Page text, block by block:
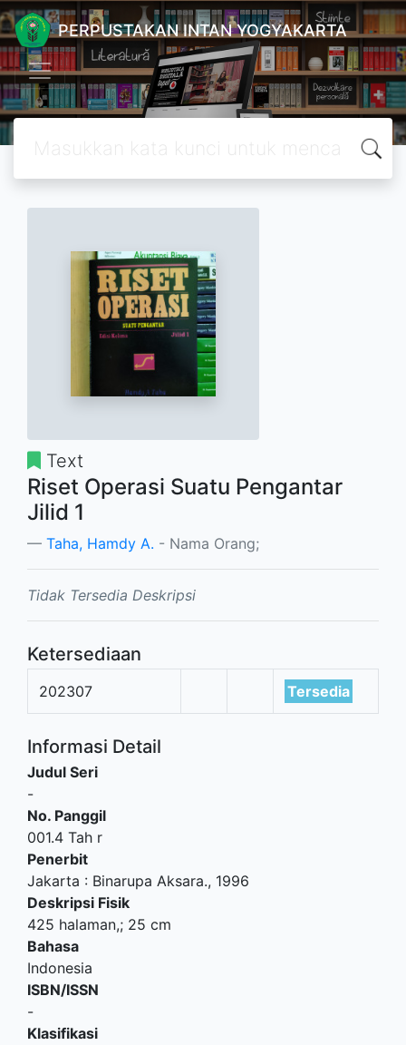
PERPUSTAKAN INTAN YOGYAKARTA
Text
Riset Operasi Suatu Pengantar
Jilid 1
Taha, Hamdy A. - Nama Orang;
Tidak Tersedia Deskripsi
Ketersediaan
202307 Tersedia
Informasi Detail
Judul Seri
-
No. Panggil
001.4 Tah r
Penerbit
Jakarta : Binarupa Aksara., 1996
Deskripsi Fisik
425 halaman,; 25 cm
Bahasa
Indonesia
ISBN/ISSN
-
Klasifikasi